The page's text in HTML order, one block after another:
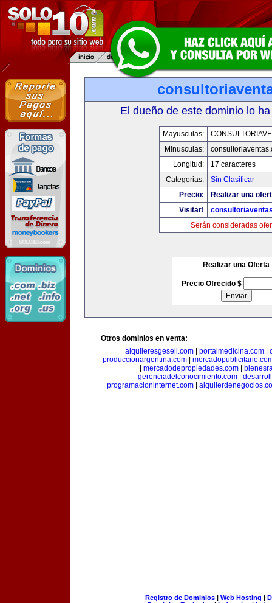
El dueño de este dominio lo
Mayusculas:
Minusculas:
Longitud:
17 caracteres
Categorias:
Sin Clasificar
Precio:
Realizar una
Visitar!
Serán consideradas
Realizar una Oferta
Precio Ofrecido $
Otros dominios en venta:
alquileresgesell.com
portalmedicina.com
produccionargentina.com|
mercadodepropiedades.com
gerenciadelconocimiento.com|
programacioninternet.com|
Registro de Dominios| Web Hosting |